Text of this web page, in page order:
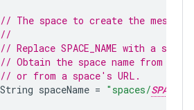
// The space to create the
//
// Replace SPACE_NAME with a space
// Obtain the space name from the
// or from a space's URL.
String spaceName = "spaces/